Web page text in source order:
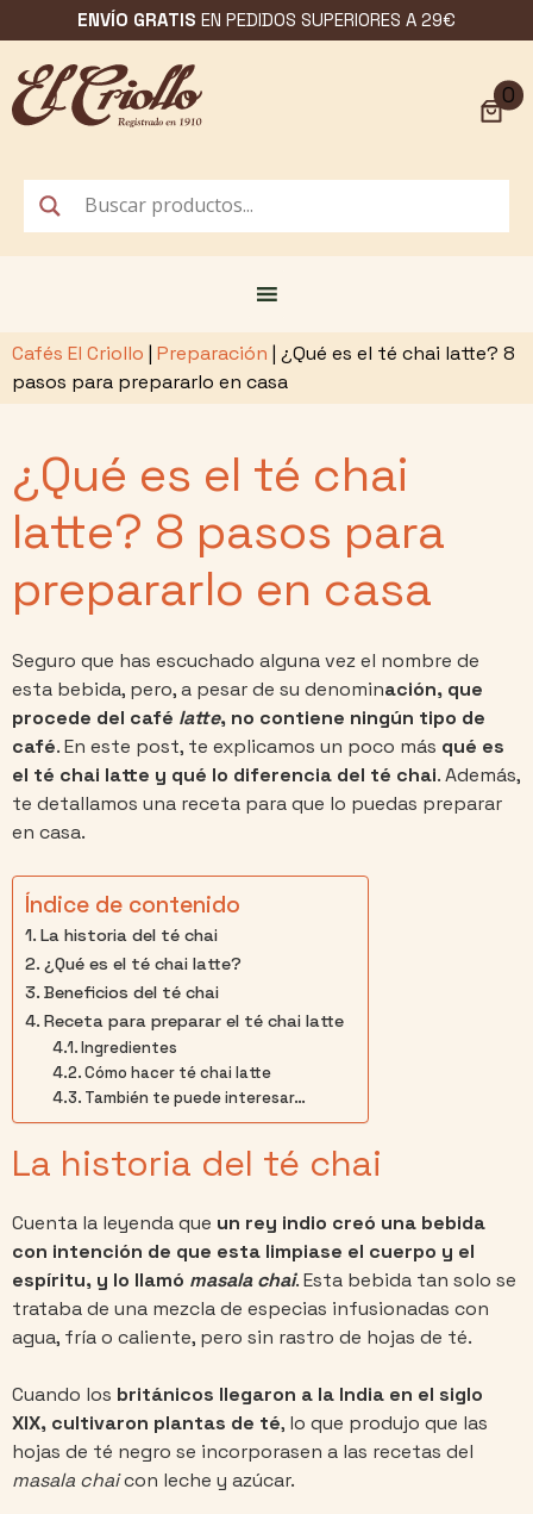
al
contenido
ENVÍO GRATIS EN PEDIDOS SUPERIORES A 29€
0
Cafés El Criollo | Preparación | ¿Qué es el té chai latte? 8
pasos para prepararlo en casa
¿Qué es el té chai
latte? 8 pasos para
prepararlo en casa
Seguro que has escuchado alguna vez el nombre de
esta bebida, pero, a pesar de su denominación, que
procede del café latte, no contiene ningún tipo de
café. En este post, te explicamos un poco más qué es
el té chai latte y qué lo diferencia del té chai. Además,
te detallamos una receta para que lo puedas preparar
en casa.
Índice de contenido
La historia del té chai
¿Qué es el té chai latte?
Beneficios del té chai
Receta para preparar el té chai latte
Ingredientes
Cómo hacer té chai latte
También te puede interesar…
La historia del té chai
Cuenta la leyenda que un rey indio creó una bebida
con intención de que esta limpiase el cuerpo y el
espíritu, y lo llamó masala chai. Esta bebida tan solo se
trataba de una mezcla de especias infusionadas con
agua, fría o caliente, pero sin rastro de hojas de té.
Cuando los británicos llegaron a la India en el siglo
XIX, cultivaron plantas de té, lo que produjo que las
hojas de té negro se incorporasen a las recetas del
masala chaicon leche y azúcar.